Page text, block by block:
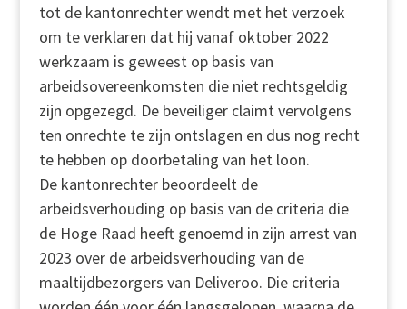
tot de kantonrechter wendt met het verzoek
om te verklaren dat hij vanaf oktober 2022
werkzaam is geweest op basis van
arbeidsovereenkomsten die niet rechtsgeldig
zijn opgezegd. De beveiliger claimt vervolgens
ten onrechte te zijn ontslagen en dus nog recht
te hebben op doorbetaling van het loon.
De kantonrechter beoordeelt de
arbeidsverhouding op basis van de criteria die
de Hoge Raad heeft genoemd in zijn arrest van
2023 over de arbeidsverhouding van de
maaltijdbezorgers van Deliveroo. Die criteria